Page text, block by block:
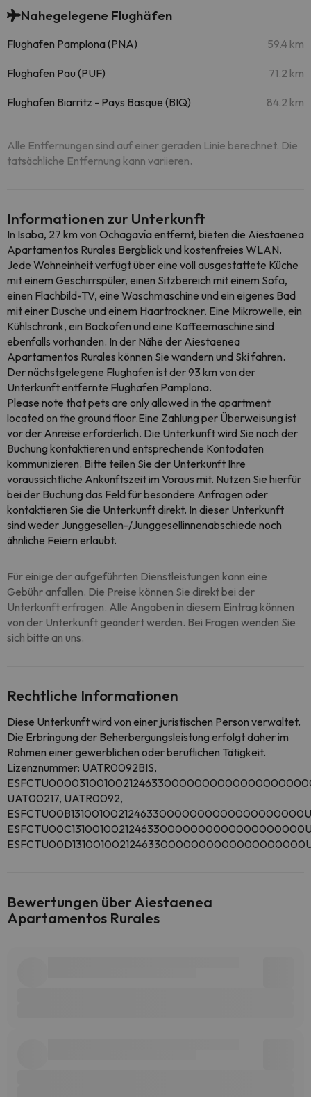
Nahegelegene Flughäfen
Flughafen Pamplona (PNA) 59.4 km
Flughafen Pau (PUF) 71.2 km
Flughafen Biarritz - Pays Basque (BIQ) 84.2 km
Alle Entfernungen sind auf einer geraden Linie berechnet. Die
tatsächliche Entfernung kann variieren.
Informationen zur Unterkunft
In Isaba, 27 km von Ochagavía entfernt, bieten die Aiestaenea
Apartamentos Rurales Bergblick und kostenfreies WLAN.
Jede Wohneinheit verfügt über eine voll ausgestattete Küche
mit einem Geschirrspüler, einen Sitzbereich mit einem Sofa,
einen Flachbild-TV, eine Waschmaschine und ein eigenes Bad
mit einer Dusche und einem Haartrockner. Eine Mikrowelle, ein
Kühlschrank, ein Backofen und eine Kaffeemaschine sind
ebenfalls vorhanden. In der Nähe der Aiestaenea
Apartamentos Rurales können Sie wandern und Ski fahren.
Der nächstgelegene Flughafen ist der 93 km von der
Unterkunft entfernte Flughafen Pamplona.
Please note that pets are only allowed in the apartment
located on the ground floor.Eine Zahlung per Überweisung ist
vor der Anreise erforderlich. Die Unterkunft wird Sie nach der
Buchung kontaktieren und entsprechende Kontodaten
kommunizieren. Bitte teilen Sie der Unterkunft Ihre
voraussichtliche Ankunftszeit im Voraus mit. Nutzen Sie hierfür
bei der Buchung das Feld für besondere Anfragen oder
kontaktieren Sie die Unterkunft direkt. In dieser Unterkunft
sind weder Junggesellen-/Junggesellinnenabschiede noch
ähnliche Feiern erlaubt.
Für einige der aufgeführten Dienstleistungen kann eine
Gebühr anfallen. Die Preise können Sie direkt bei der
Unterkunft erfragen. Alle Angaben in diesem Eintrag können
von der Unterkunft geändert werden. Bei Fragen wenden Sie
sich bitte an uns.
Rechtliche Informationen
Diese Unterkunft wird von einer juristischen Person verwaltet.
Die Erbringung der Beherbergungsleistung erfolgt daher im
Rahmen einer gewerblichen oder beruflichen Tätigkeit.
Lizenznummer: UATR0092BIS,
UAT00217, UATR0092,
Bewertungen über Aiestaenea
Apartamentos Rurales